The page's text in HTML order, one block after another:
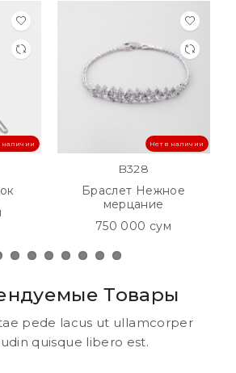
наличии Нет в наличии
B328
Браслет Нежное
мерцание
750 000 сум
Товары
pede lacus ut ullamcorper
quisque libero est.